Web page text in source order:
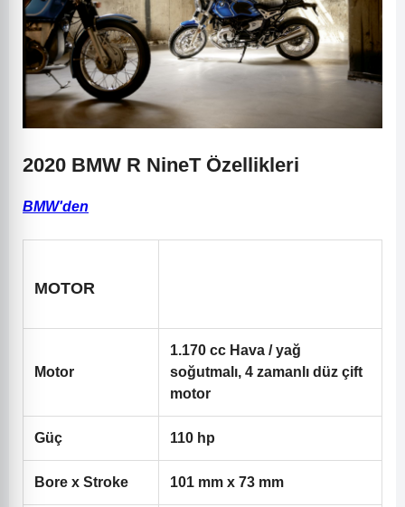
2020 BMW R NineT Özellikleri
BMW'den
MOTOR
Motor
1.170 cc Hava / yağ
soğutmalı, 4 zamanlı düz çift
motor
Güç 110 hp
Bore x Stroke 101 mm x 73 mm